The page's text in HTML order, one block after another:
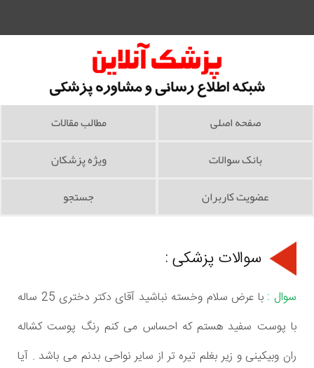
صفحه اصلی
مطالب مقالات
بانک سوالات
ویژه پزشکان
عضویت کاربران
جستجو
سوالات پزشکی :
سوال :
با عرض سلام وخسته نباشید آقای دکتر دختری 25 ساله
با پوست سفید هستم که احساس می کنم رنگ پوست کشاله
ران وبیکینی و زیر بغلم تیره تر از سایر نواحی بدنم می باشد . آیا